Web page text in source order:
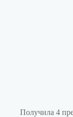
Получила 4